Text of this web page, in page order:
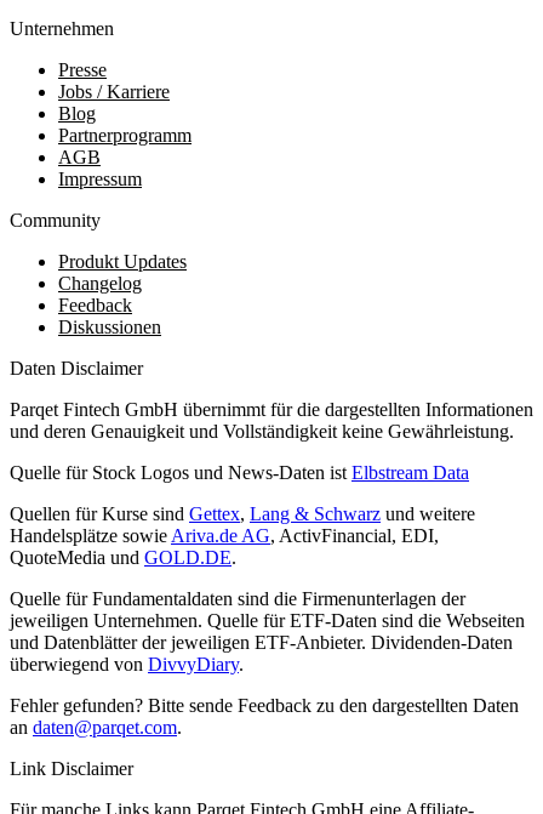
Unternehmen
Presse
Jobs / Karriere
Blog
Partnerprogramm
AGB
Impressum
Community
Produkt Updates
Changelog
Feedback
Diskussionen
Daten Disclaimer
Parqet Fintech GmbH übernimmt für die dargestellten Informationen
und deren Genauigkeit und Vollständigkeit keine Gewährleistung.
Quelle für Stock Logos und News-Daten ist Elbstream Data
Quellen für Kurse sind Gettex, Lang & Schwarz und weitere
Handelsplätze sowie Ariva.de AG, ActivFinancial, EDI,
QuoteMedia und GOLD.DE.
Quelle für Fundamentaldaten sind die Firmenunterlagen der
jeweiligen Unternehmen. Quelle für ETF-Daten sind die Webseiten
und Datenblätter der jeweiligen ETF-Anbieter. Dividenden-Daten
überwiegend von DivvyDiary.
Fehler gefunden? Bitte sende Feedback zu den dargestellten Daten
an daten@parqet.com.
Link Disclaimer